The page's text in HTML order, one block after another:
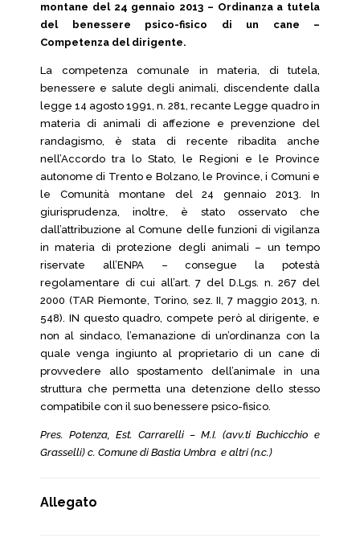
montane del 24 gennaio 2013 – Ordinanza a tutela
del benessere psico-fisico di un cane –
Competenza del dirigente.
La competenza comunale in materia, di tutela,
benessere e salute degli animali, discendente dalla
legge 14 agosto 1991, n. 281, recante Legge quadro in
materia di animali di affezione e prevenzione del
randagismo, è stata di recente ribadita anche
nell’Accordo tra lo Stato, le Regioni e le Province
autonome di Trento e Bolzano, le Province, i Comuni e
le Comunità montane del 24 gennaio 2013. In
giurisprudenza, inoltre, è stato osservato che
dall’attribuzione al Comune delle funzioni di vigilanza
in materia di protezione degli animali – un tempo
riservate all’ENPA – consegue la potestà
regolamentare di cui all’art. 7 del D.Lgs. n. 267 del
2000 (TAR Piemonte, Torino, sez. II, 7 maggio 2013, n.
548). IN questo quadro, compete però al dirigente, e
non al sindaco, l’emanazione di un’ordinanza con la
quale venga ingiunto al proprietario di un cane di
provvedere allo spostamento dell’animale in una
struttura che permetta una detenzione dello stesso
compatibile con il suo benessere psico-fisico.
Pres. Potenza, Est. Carrarelli – M.I. (avv.ti Buchicchio e
Grasselli) c. Comune di Bastia Umbra e altri (n.c.)
Allegato